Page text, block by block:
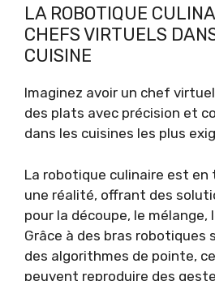
LA ROBOTIQUE
CHEFS VIRTUELS
CUISINE
Imaginez avoir un chef
des plats avec précision et
dans les cuisines les plus
La robotique culinaire est en
une réalité, offrant des
pour la découpe, le mélange,
Grâce à des bras robotiques
des algorithmes de pointe,
peuvent reproduire des